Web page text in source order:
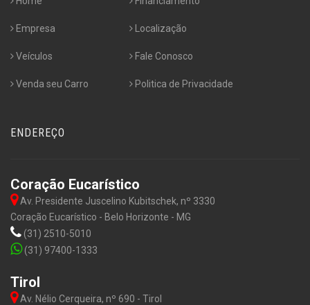
Empresa
Veículos
Venda seu Carro
Localização
Fale Conosco
Politica de Privacidade
ENDEREÇO
Coração Eucarístico
Av. Presidente Juscelino Kubitschek, nº 3330
Coração Eucarístico - Belo Horizonte - MG
(31) 2510-5010
(31) 97400-1333
Tirol
Av. Nélio Cerqueira, nº 690 - Tirol